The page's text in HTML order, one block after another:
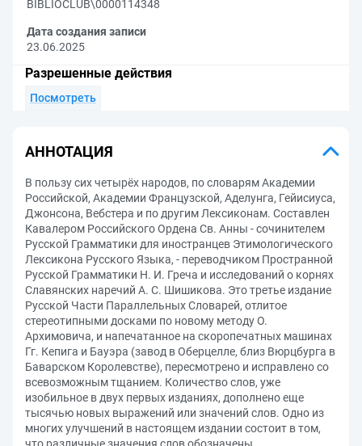
BIBLIOCLUB\0000114348
Дата создания записи
23.06.2025
Разрешенные действия
Посмотреть
АННОТАЦИЯ
В пользу сих четырёх народов, по словарям Академии
Российской, Академии Французской, Аделунга, Гейисиуса,
Джонсона, Вебстера и по другим Лексиконам. Составлен
Кавалером Российского Ордена Св. Анны - сочинителем
Русской Грамматики для иностранцев Этимологического
Лексикона Русского Языка, - переводчиком Пространной
Русской Грамматики Н. И. Греча и исследований о корнях
Славянских наречий А. С. Шишикова. Это третье издание
Русской Части Параллельных Словарей, отлитое
стереотипными досками по новому методу О.
Архимовича, и напечатанное на скоропечатных машинах
Гг. Кепига и Бауэра (завод в Оберцелле, близ Вюрцбурга в
Баварском Королевстве), пересмотрено и исправлено со
всевозможным тщанием. Количество слов, уже
изобильное в двух первых изданиях, дополнено еще
тысячью новых выражений или значений слов. Одно из
многих улучшений в настоящем издании состоит в том,